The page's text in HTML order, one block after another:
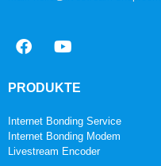
PRODUKTE
Internet Bonding Service
Internet Bonding Modem
Livestream Encoder